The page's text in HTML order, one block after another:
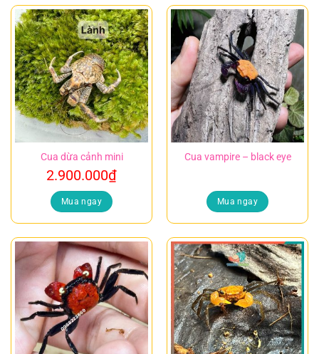
Cua dừa cảnh mini
2.900.000₫
Mua ngay
Cua vampire – black eye
Mua ngay